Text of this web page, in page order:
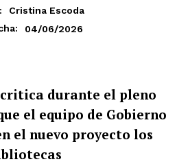
Cristina Escoda
04/06/2026
durante el pleno
el equipo de Gobierno
el nuevo proyecto los